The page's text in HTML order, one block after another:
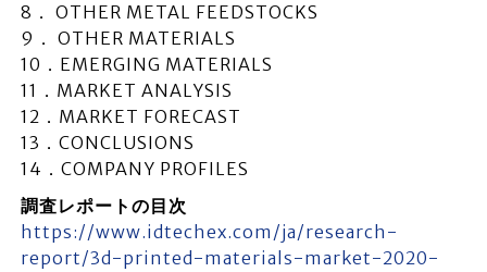
8． OTHER METAL FEEDSTOCKS
9． OTHER MATERIALS
10．EMERGING MATERIALS
11．MARKET ANALYSIS
12．MARKET FORECAST
13．CONCLUSIONS
14．COMPANY PROFILES
調査レポートの目次
https://www.idtechex.com/ja/research-
report/3d-printed-materials-market-2020-